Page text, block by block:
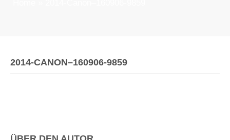
2014-CANON–160906-9859